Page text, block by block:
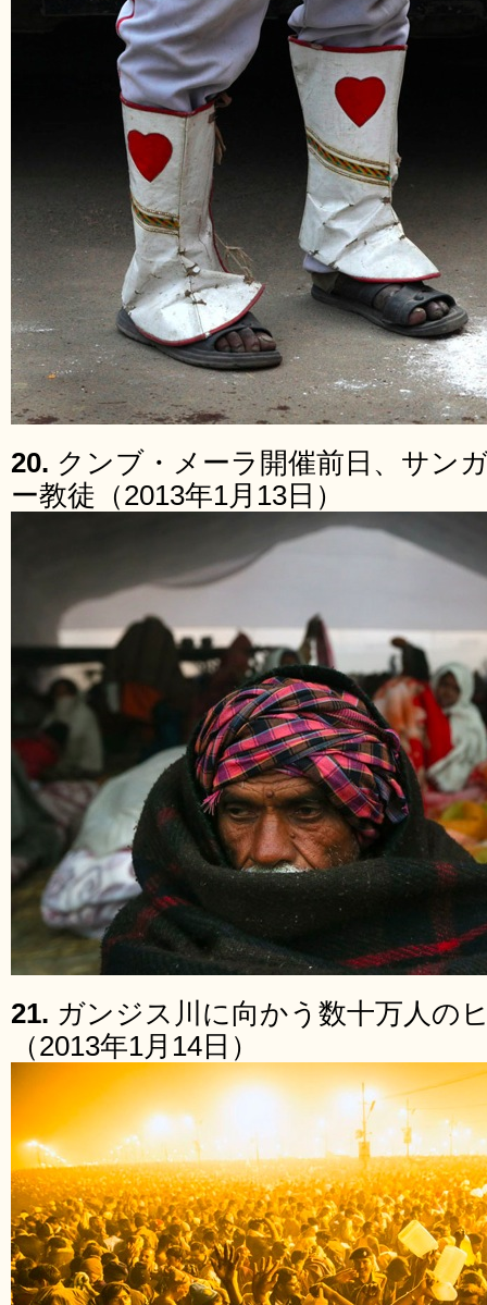
20. クンブ・メーラ開催前日、サン
ー教徒（2013年1月13日）
21. ガンジス川に向かう数十万人の
（2013年1月14日）